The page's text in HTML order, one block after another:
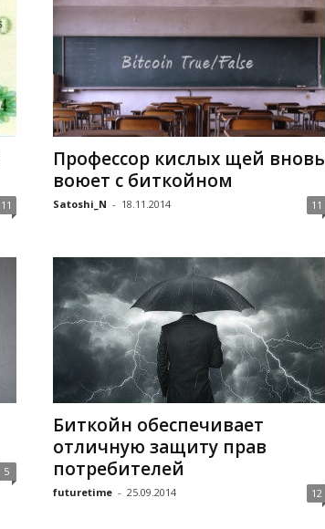
11
Профессор кислых щей вновь
воюет с биткойном
Satoshi_N - 18.11.2014 11
5
Биткойн обеспечивает
отличную защиту прав
потребителей
futuretime - 25.09.2014 12